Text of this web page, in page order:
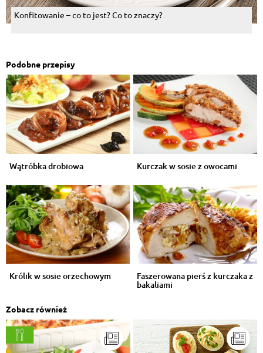
Konfitowanie – co to jest? Co to znaczy?
Podobne przepisy
Wątróbka drobiowa Kurczak w sosie z owocami
Królik w sosie orzechowym Faszerowana pierś z kurczaka z
bakaliami
Zobacz również